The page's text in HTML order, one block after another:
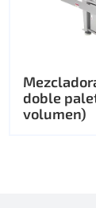
doble
volumen)